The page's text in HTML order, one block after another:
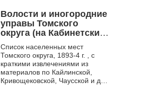
Справочник снабжен
многочисленными
картографическими...
Волости и иногородние
управы Томского
округа (на Кабинетских
землях)
Список населенных мест
Томского округа, 1893-4 г. , с
краткими извлечениями из
материалов по Кайлинской,
Кривощековской, Чаусской и др.